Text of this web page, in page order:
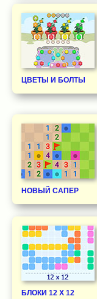
ЦВЕТЫ И БОЛТЫ
НОВЫЙ САПЕР
БЛОКИ 12 Х 12